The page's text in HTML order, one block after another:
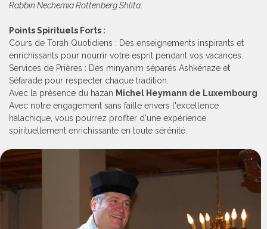
Rabbin Nechemia Rottenberg Shlita.
Points Spirituels Forts :
Cours de Torah Quotidiens : Des enseignements inspirants et
enrichissants pour nourrir votre esprit pendant vos vacances.
Services de Prières : Des minyanim séparés Ashkénaze et
Séfarade pour respecter chaque tradition.
Avec la présence du hazan Michel Heymann de Luxembourg
Avec notre engagement sans faille envers l'excellence
halachique, vous pourrez profiter d'une expérience
spirituellement enrichissante en toute sérénité.